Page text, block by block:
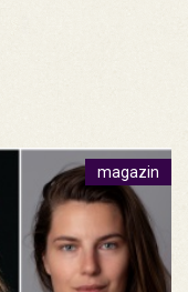
magazin